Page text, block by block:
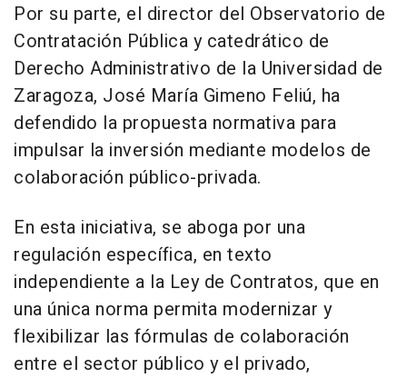
Por su parte, el director del Observatorio de
Contratación Pública y catedrático de
Derecho Administrativo de la Universidad de
Zaragoza, José María Gimeno Feliú, ha
defendido la propuesta normativa para
impulsar la inversión mediante modelos de
colaboración público-privada.
En esta iniciativa, se aboga por una
regulación específica, en texto
independiente a la Ley de Contratos, que en
una única norma permita modernizar y
flexibilizar las fórmulas de colaboración
entre el sector público y el privado,